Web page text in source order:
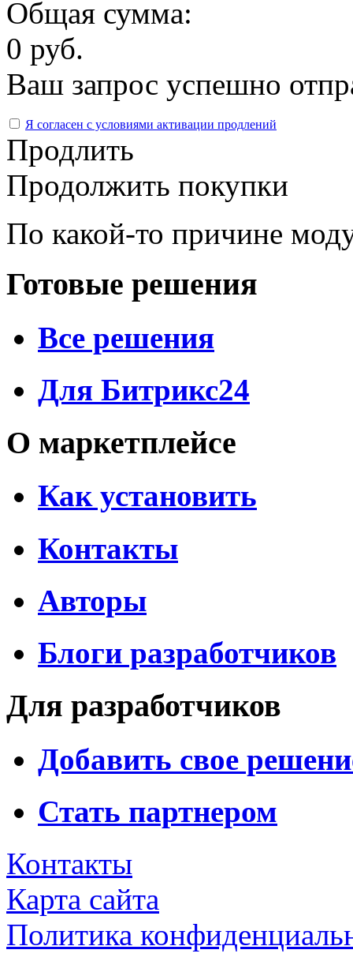
Общая сумма:
0 руб.
Ваш запрос успешно
Я согласен с условиями активации продлений
Продлить
Продолжить покупки
По какой-то причине
Готовые решения
Все решения
Для Битрикс24
О маркетплейсе
Как установить
Контакты
Авторы
Блоги разработчиков
Для разработчиков
Добавить свое
Стать партнером
Контакты
Карта сайта
Политика